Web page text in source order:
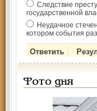
Следствие
государственной
Неудачное
котором события
Фото дня